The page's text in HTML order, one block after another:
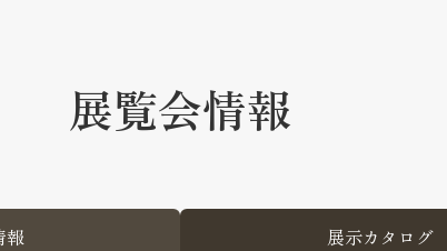
展覧会情報
報 展示カタログ